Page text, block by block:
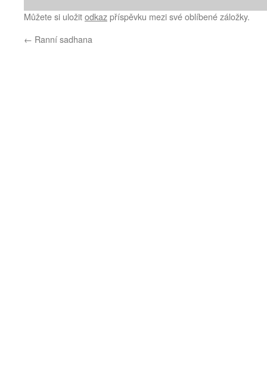
Můžete si uložitodkazpříspěvku mezi své oblíbené záložky.
← Ranní sadhana